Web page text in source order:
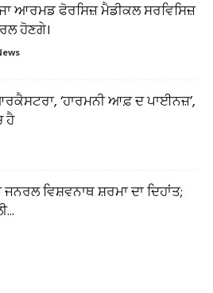
ਆਰਮਡ ਫੋਰਸਿਜ਼ ਮੈਡੀਕਲ ਸਰਵਿਸਿਜ਼
ਹੋਣਗੇ।
‘ਹਾਰਮਨੀ ਆਫ਼ ਦ ਪਾਈਨਜ਼’,
ਹੈ
ਵਿਸ਼ਵਨਾਥ ਸ਼ਰਮਾ ਦਾ ਦਿਹਾਂਤ;